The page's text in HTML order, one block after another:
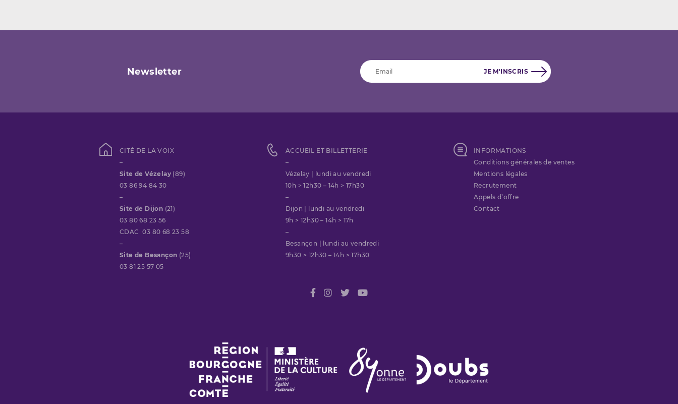
Newsletter
CITÉ DE LA VOIX
–
Site de Vézelay (89)
03 86 94 84 30
–
Site de Dijon (21)
03 80 68 23 56
CDAC 03 80 68 23 58
–
Site de Besançon (25)
03 81 25 57 05
ACCUEIL ET BILLETTERIE
–
Vézelay | lundi au vendredi
10h > 12h30 – 14h > 17h30
–
Dijon | lundi au vendredi
9h > 12h30 – 14h > 17h
–
Besançon | lundi au vendredi
9h30 > 12h30 – 14h > 17h30
INFORMATIONS
Conditions générales de ventes
Mentions légales
Recrutement
Appels d’offre
Contact